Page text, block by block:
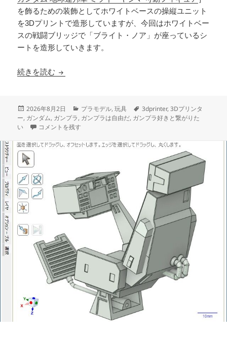
を飾るための装飾としてホワイトベースの操縦ユニット
を3Dプリントで造形していますが、今回はホワイトベー
スの戦闘ブリッジで「ブライト・ノア」が座っているシ
ートを造形していきます。
続きを読む 3Dプリント ホワイトベース ブリッジ製作日誌
投
稿
日:
2026年8月2日
カ
テ
ー
プラモデル,玩具
タ
グ
3dprinter,3Dプリンタ
ー, ガンダム, ガンプラ, ガンプラは自由だ, ガンプラ好きと繋がりた
い
3Dプリント ホワイトベース ブリッジ製作日誌（2日目）キャプテン
コメントを残す